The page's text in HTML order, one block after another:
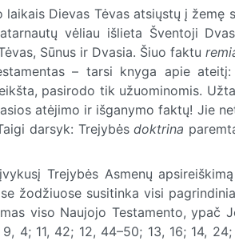
Dievas Tėvas atsiųstų į žemę
vėliau išlieta Šventoji
Sūnus ir Dvasia. Šiuo faktu
– tarsi knyga apie
pasirodo tik užuominomis.
atėjimo ir išganymo faktų! Jie
darsyk: Trejybėsdoktrina
Trejybės Asmenų
žodžiuose susitinka visi
viso Naujojo Testamento, ypač
4; 11, 42; 12, 44–50; 13, 16; 14, 24;